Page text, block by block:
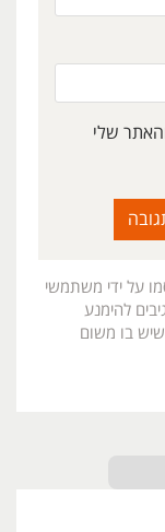
שלי
על ידי משתמשי
להימנע
שיש בו משום